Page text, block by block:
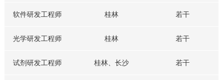
软件研发工程师 桂林 若干
光学研发工程师 桂林 若干
试剂研发工程师 桂林、长沙 若干